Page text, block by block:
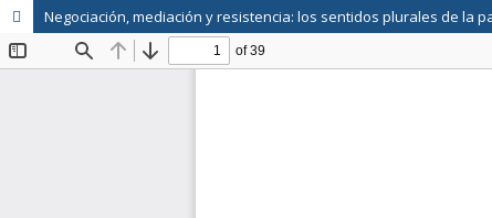
Negociación, mediación y resistencia: los sentidos plurales de la